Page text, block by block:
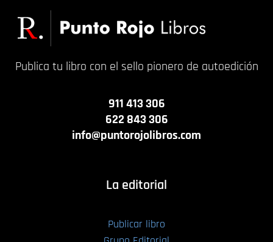
Publica tu libro con el sello pionero de autoedición
911 413 306
622 843 306
info@puntorojolibros.com
La editorial
Publicar libro